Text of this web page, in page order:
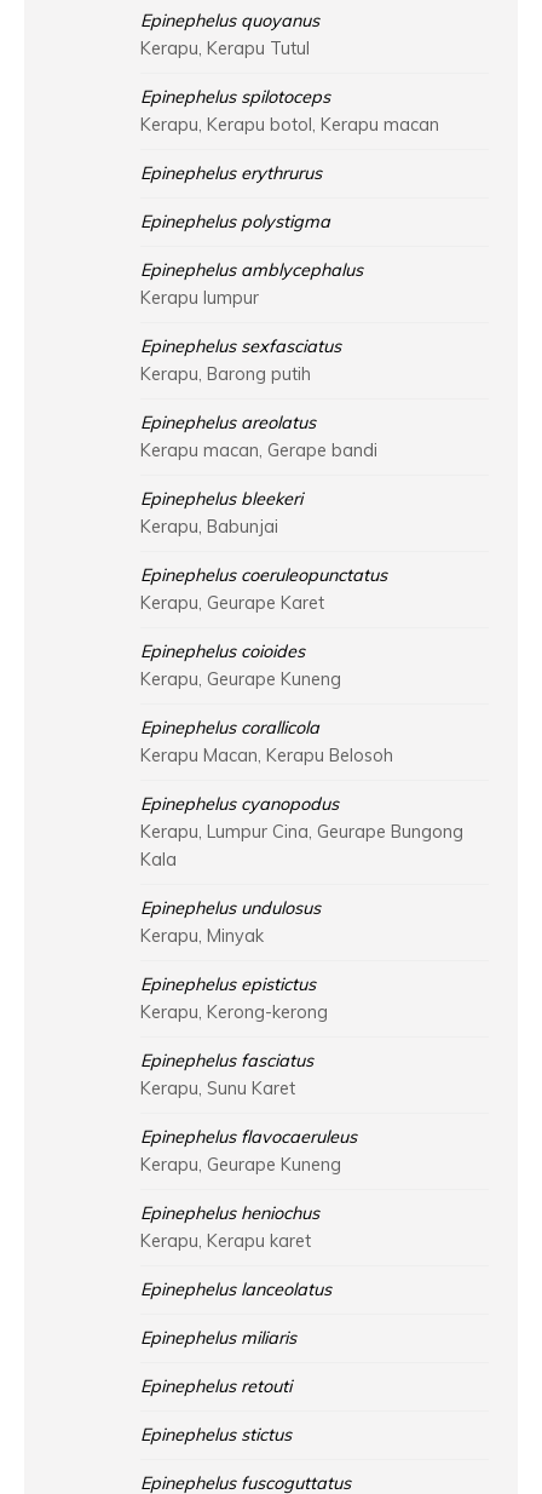
Epinephelus quoyanus
Kerapu, Kerapu Tutul
Epinephelus spilotoceps
Kerapu, Kerapu botol, Kerapu macan
Epinephelus erythrurus
Epinephelus polystigma
Epinephelus amblycephalus
Kerapu lumpur
Epinephelus sexfasciatus
Kerapu, Barong putih
Epinephelus areolatus
Kerapu macan, Gerape bandi
Epinephelus bleekeri
Kerapu, Babunjai
Epinephelus coeruleopunctatus
Kerapu, Geurape Karet
Epinephelus coioides
Kerapu, Geurape Kuneng
Epinephelus corallicola
Kerapu Macan, Kerapu Belosoh
Epinephelus cyanopodus
Kerapu, Lumpur Cina, Geurape Bungong
Kala
Epinephelus undulosus
Kerapu, Minyak
Epinephelus epistictus
Kerapu, Kerong-kerong
Epinephelus fasciatus
Kerapu, Sunu Karet
Epinephelus flavocaeruleus
Kerapu, Geurape Kuneng
Epinephelus heniochus
Kerapu, Kerapu karet
Epinephelus lanceolatus
Epinephelus miliaris
Epinephelus retouti
Epinephelus stictus
Epinephelus fuscoguttatus